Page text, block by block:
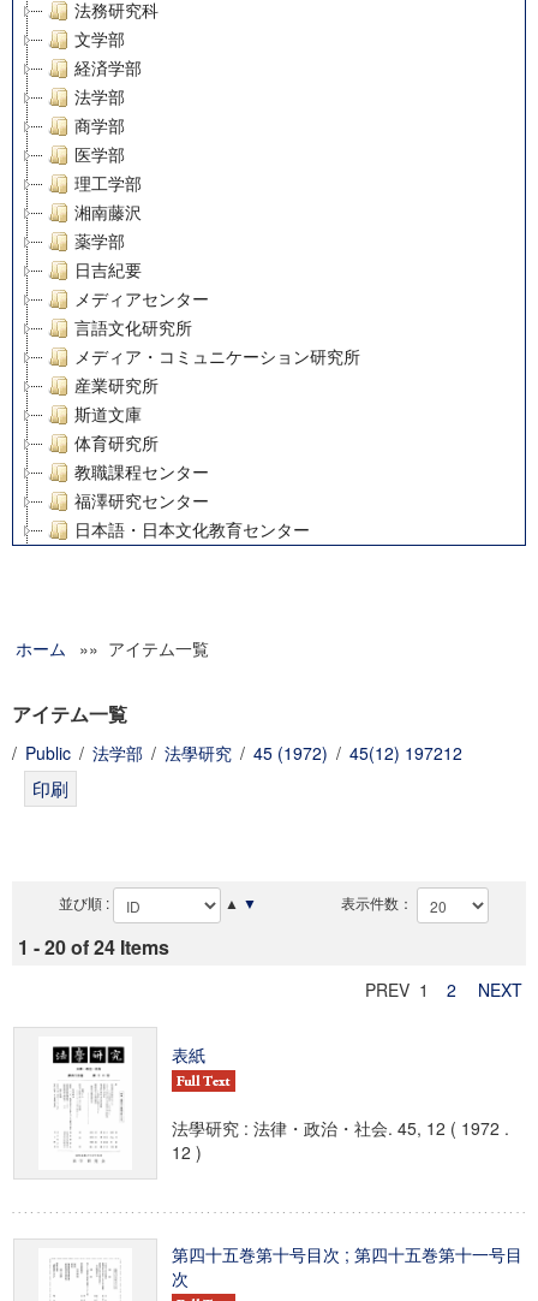
法務研究科
文学部
経済学部
法学部
商学部
医学部
理工学部
湘南藤沢
薬学部
日吉紀要
メディアセンター
言語文化研究所
メディア・コミュニケーション研究所
産業研究所
斯道文庫
体育研究所
教職課程センター
福澤研究センター
日本語・日本文化教育センター
グローバルリサーチインスティテュート
科学研究費補助金研究成果報告書
慶應義塾大学グローバルCOEプログラム市民社会ガバナンス
ホーム »» アイテム一覧
アイテム一覧
/ Public / 法学部 / 法學研究 / 45 (1972) / 45(12) 197212
並び順 : ▲ ▼ 表示件数：
1 - 20 of 24 Items
PREV 1 2 NEXT
表紙
法學研究 : 法律・政治・社会. 45, 12 ( 1972 .
12 )
第四十五巻第十号目次 ; 第四十五巻第十一号目
次